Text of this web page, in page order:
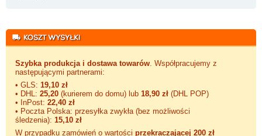
Szybka produkcja i dostawa towarów . Współpracujemy z
następującymi partnerami:
• GLS: 19,10 zł
• DHL: 25,20 (kurierem do domu) lub 18,90 zł (DHL POP)
• InPost: 22,40 zł
• Poczta Polska: przesyłka zwykła (bez możliwości
śledzenia): 15,10 zł
W przypadku zamówień o wartości przekraczającej 200 zł